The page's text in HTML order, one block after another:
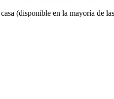
(disponible en la mayoría de